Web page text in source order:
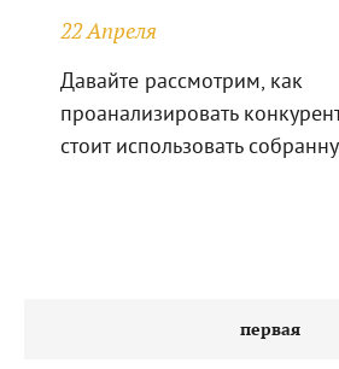
22 Апреля
Давайте рассмотрим, как
проанализировать
стоит использовать
первая